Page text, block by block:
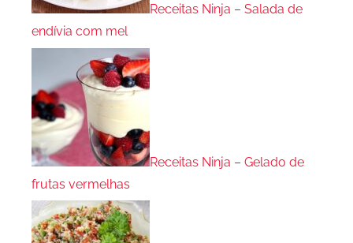
Receitas Ninja – Salada de
endívia com mel
Receitas Ninja – Gelado de
frutas vermelhas